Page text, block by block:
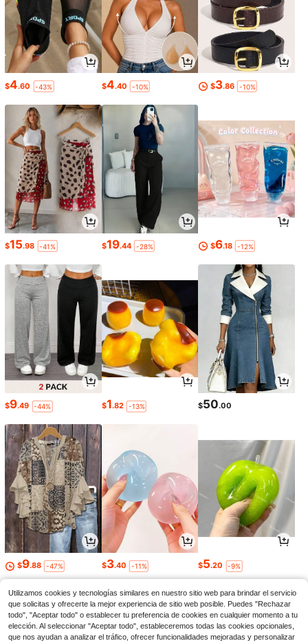
$4.60 -43% $4.40 -10% $3.86 -10%
$15.98 -41% $19.44 -28% $6.18 -12%
$9.49 -44% $1.82 -13% $50.00
$9.88 -47% $3.40 -11% $5.20 -9%
Utilizamos cookies y tecnologías similares en nuestro sitio web para brindar el servicio
que solicitas y ofrecerte la mejor experiencia de sitio web posible. Puedes "Rechazar
todo", "Aceptar todo" o establecer tu preferencia de cookies en cualquier momento a tu
elección. Al seleccionar "Aceptar todo", estableceremos todas las cookies opcionales,
que nos ayudan a analizar el tráfico, ofrecer funcionalidades mejoradas y personalizar